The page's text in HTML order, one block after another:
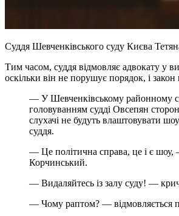
Суддя Шевченківського суду Києва
Тим часом, суддя відмовляє адвокату у
оскільки він не порушує порядок, і закон
— У Шевченківському районному
головуванням судді Овсепян
слухачі не будуть влаштовувати
суддя.
— Це політична справа, це і є шоу,
Корчинський.
— Видаляйтесь із залу суду! —
— Чому раптом? — відмовляється